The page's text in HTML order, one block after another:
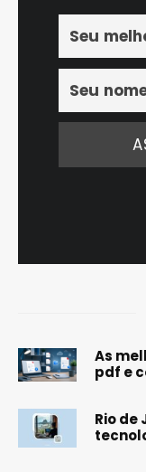
As
pdf e
Rio de